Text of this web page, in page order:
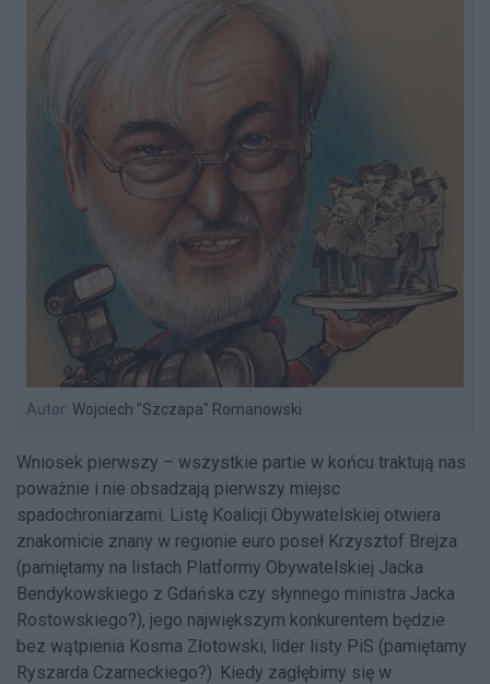
Autor: Wojciech "Szczapa" Romanowski
Wniosek pierwszy – wszystkie partie w końcu traktują nas
poważnie i nie obsadzają pierwszy miejsc
spadochroniarzami. Listę Koalicji Obywatelskiej otwiera
znakomicie znany w regionie euro poseł Krzysztof Brejza
(pamiętamy na listach Platformy Obywatelskiej Jacka
Bendykowskiego z Gdańska czy słynnego ministra Jacka
Rostowskiego?), jego największym konkurentem będzie
bez wątpienia Kosma Złotowski, lider listy PiS (pamiętamy
Ryszarda Czarneckiego?). Kiedy zagłębimy się w